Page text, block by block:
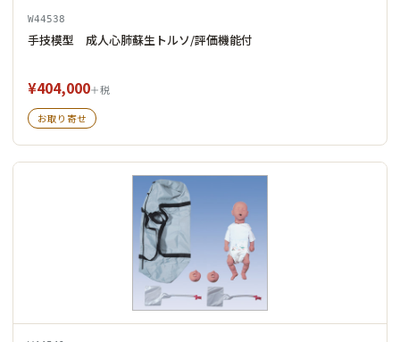
W44538
手技模型 成人心肺蘇生トルソ/評価機能付
¥404,000＋税
お取り寄せ